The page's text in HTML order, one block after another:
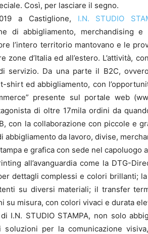
Così, per lasciare il segno.
a Castiglione, I.N. STUDIO
di abbigliamento, merchandising
l’intero territorio mantovano e le
zone d’Italia ed all’estero. L’attività,
servizio. Da una parte il B2C,
shirt ed abbigliamento, con
presente sul portale web
di oltre 17mila ordini da
con la collaborazione con piccole e
abbigliamento da lavoro, divise,
e grafica con sede nel capoluogo
all’avanguardia come la DTG-
dettagli complessi e colori brillanti;
su diversi materiali; il transfer
su misura, con colori vivaci e durata
I.N. STUDIO STAMPA, non solo
soluzioni per la comunicazione